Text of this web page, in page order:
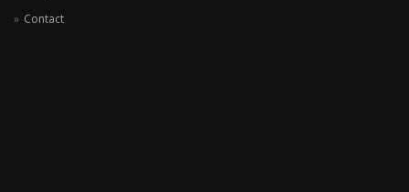
Contact